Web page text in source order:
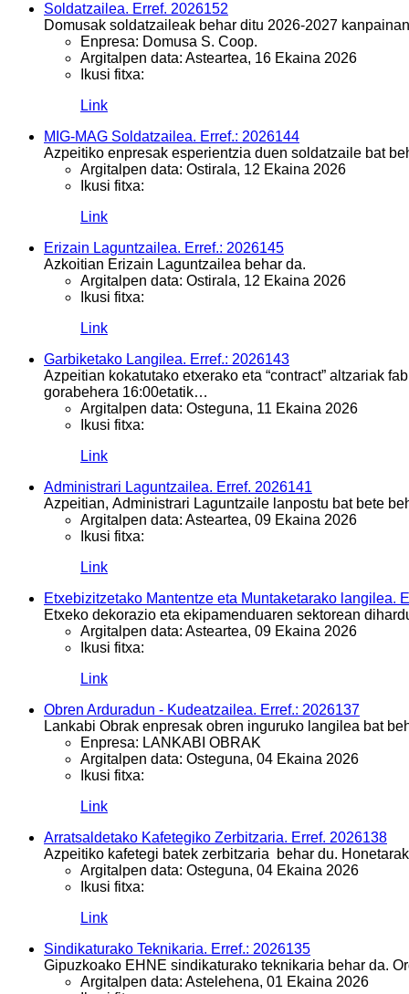
Soldatzailea. Erref. 2026152
Domusak soldatzaileak behar ditu 2026-2027
Enpresa: Domusa S. Coop.
Argitalpen data: Asteartea, 16 Ekaina 2026
Ikusi fitxa:
Link
MIG-MAG Soldatzailea. Erref.: 2026144
Azpeitiko enpresak esperientzia duen soldatzaile bat
Argitalpen data: Ostirala, 12 Ekaina 2026
Ikusi fitxa:
Link
Erizain Laguntzailea. Erref.: 2026145
Azkoitian Erizain Laguntzailea behar da.
Argitalpen data: Ostirala, 12 Ekaina 2026
Ikusi fitxa:
Link
Garbiketako Langilea. Erref.: 2026143
Azpeitian kokatutako etxerako eta “contract” altzariak
gorabehera 16:00etatik…
Argitalpen data: Osteguna, 11 Ekaina 2026
Ikusi fitxa:
Link
Administrari Laguntzailea. Erref. 2026141
Azpeitian, Administrari Laguntzaile lanpostu bat bete
Argitalpen data: Asteartea, 09 Ekaina 2026
Ikusi fitxa:
Link
Etxebizitzetako Mantentze eta Muntaketarako langilea.
Etxeko dekorazio eta ekipamenduaren sektorean
Argitalpen data: Asteartea, 09 Ekaina 2026
Ikusi fitxa:
Link
Obren Arduradun - Kudeatzailea. Erref.: 2026137
Lankabi Obrak enpresak obren inguruko langilea bat
Enpresa: LANKABI OBRAK
Argitalpen data: Osteguna, 04 Ekaina 2026
Ikusi fitxa:
Link
Arratsaldetako Kafetegiko Zerbitzaria. Erref. 2026138
Azpeitiko kafetegi batek zerbitzaria behar du.
Argitalpen data: Osteguna, 04 Ekaina 2026
Ikusi fitxa:
Link
Sindikaturako Teknikaria. Erref.: 2026135
Gipuzkoako EHNE sindikaturako teknikaria behar da.
Argitalpen data: Astelehena, 01 Ekaina 2026